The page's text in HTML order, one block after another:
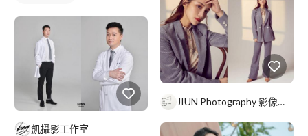
凱攝影工作室
JIUN Photography 影像工作室